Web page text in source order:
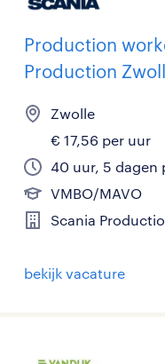
Production
Production
Zwolle
€ 17,56 per uur
40 uur, 5 dagen
VMBO/MAVO
Scania
bekijk vacature